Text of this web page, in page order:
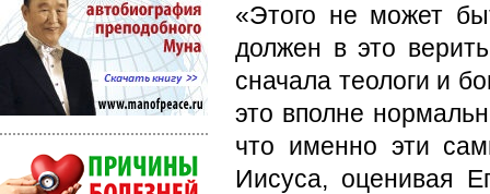
«Этого не может
должен в это
сначала теологи и
это вполне
что именно эти
Иисуса, оценивая